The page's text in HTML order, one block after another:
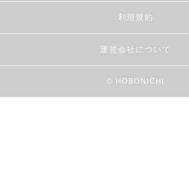
利用規約
運営会社について
© HOBONICHI